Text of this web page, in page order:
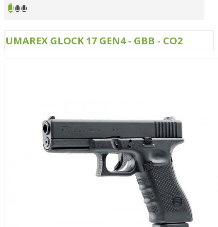
UMAREX GLOCK 17 GEN4 - GBB - CO2